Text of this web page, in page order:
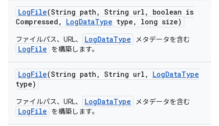
LogFile(String path , String url ,
boolean is
Compressed , LogDataType type , long size)
ファイルパス、URL、 LogDataType メタデータを含む
LogFile を構築します。
LogFile(String path , String url , LogDataType
type)
ファイルパス、URL、 LogDataType メタデータを含む
LogFile を構築します。